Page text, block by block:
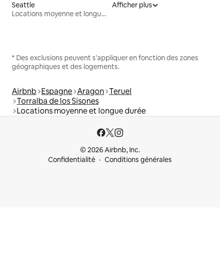
Seattle
Locations moyenne et longue durée
Afficher plus
* Des exclusions peuvent s'appliquer en fonction des zones
géographiques et des logements.
Airbnb Espagne Aragon Teruel
Torralba de los Sisones
Locations moyenne et longue durée
© 2026 Airbnb, Inc.
Confidentialité
Conditions générales